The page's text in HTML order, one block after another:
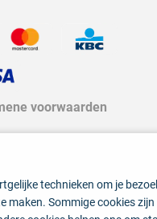
voorwaarden
technieken om je
maken. Sommige cookies